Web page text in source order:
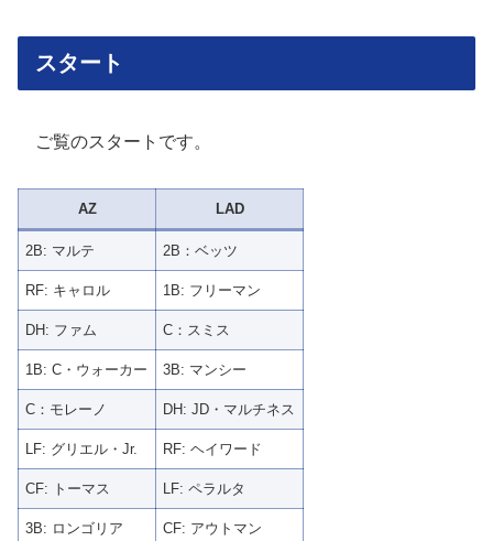
スタート
ご覧のスタートです。
AZ LAD
2B: マルテ 2B：ベッツ
RF: キャロル 1B: フリーマン
DH: ファム C：スミス
1B: C・ウォーカー 3B: マンシー
C：モレーノ DH: JD・マルチネス
LF: グリエル・Jr. RF: ヘイワード
CF: トーマス LF: ペラルタ
3B: ロンゴリア CF: アウトマン